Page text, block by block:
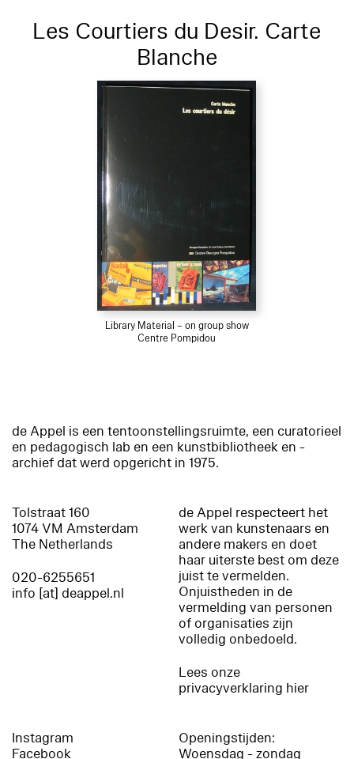
Les Courtiers du Desir. Carte
Blanche
Library Material – on group show
Centre Pompidou
de Appel is een tentoonstellingsruimte, een curatorieel
en pedagogisch lab en een kunstbibliotheek en -
archief dat werd opgericht in 1975.
Tolstraat 160
1074 VM Amsterdam
The Netherlands
020-6255651
info [at] deappel.nl
de Appel respecteert het
werk van kunstenaars en
andere makers en doet
haar uiterste best om deze
juist te vermelden.
Onjuistheden in de
vermelding van personen
of organisaties zijn
volledig onbedoeld.
Lees onze
privacyverklaring hier
Instagram
Facebook
Openingstijden:
Woensdag - zondag